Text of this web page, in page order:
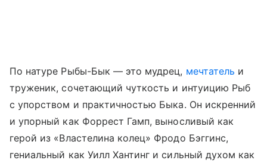
По натуре Рыбы-Бык — это мудрец, мечтатель и
труженик, сочетающий чуткость и интуицию Рыб
с упорством и практичностью Быка. Он искренний
и упорный как Форрест Гамп, выносливый как
герой из «Властелина колец» Фродо Бэггинс,
гениальный как Уилл Хантинг и сильный духом как